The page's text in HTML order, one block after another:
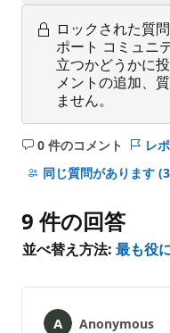
ロックされた質問
ポート コミュニ
立つかどうかに
メントの追加、
ません。
0 件のコメント
コ
メ
は
あ
ま
ん
レ
同じ質問があります
9 件の回答
並べ替え方法: 最も役
Anonymous